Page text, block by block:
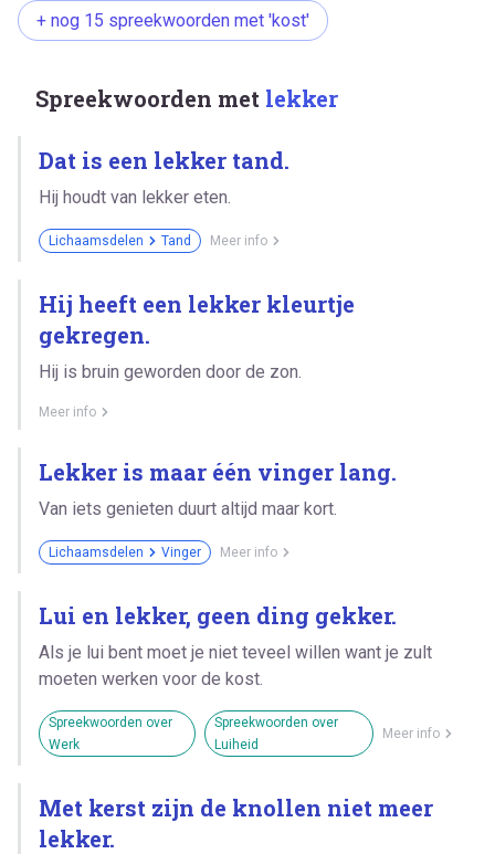
+ nog 15 spreekwoorden met 'kost'
Spreekwoorden met lekker
Dat is een lekker tand.
Hij houdt van lekker eten.
Lichaamsdelen Tand Meer info
Hij heeft een lekker kleurtje
gekregen.
Hij is bruin geworden door de zon.
Meer info
Lekker is maar één vinger lang.
Van iets genieten duurt altijd maar kort.
Lichaamsdelen Vinger Meer info
Lui en lekker, geen ding gekker.
Als je lui bent moet je niet teveel willen want je zult
moeten werken voor de kost.
Spreekwoorden over
Werk
Spreekwoorden over
Luiheid
Meer info
Met kerst zijn de knollen niet meer
lekker.